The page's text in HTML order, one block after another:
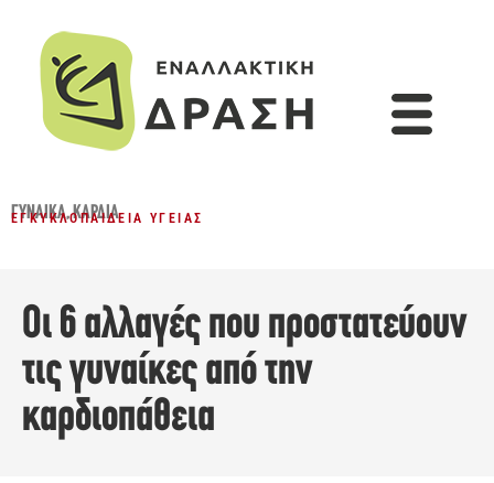
ΓΥΝΑΊΚΑ,ΚΑΡΔΙΆ
ΕΓΚΥΚΛΟΠΑΊΔΕΙΑ ΥΓΕΊΑΣ
Οι 6 αλλαγές που προστατεύουν
τις γυναίκες από την
καρδιοπάθεια